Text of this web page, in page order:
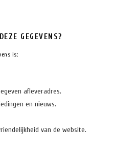
GEGEVENS?
is:
afleveradres.
en nieuws.
van de website.